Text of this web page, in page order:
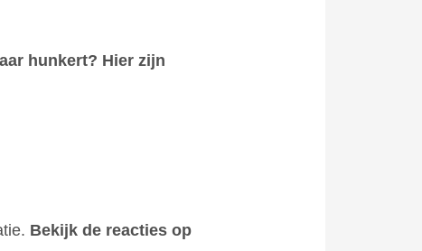
hunkert? Hier zijn
Bekijk de reacties op